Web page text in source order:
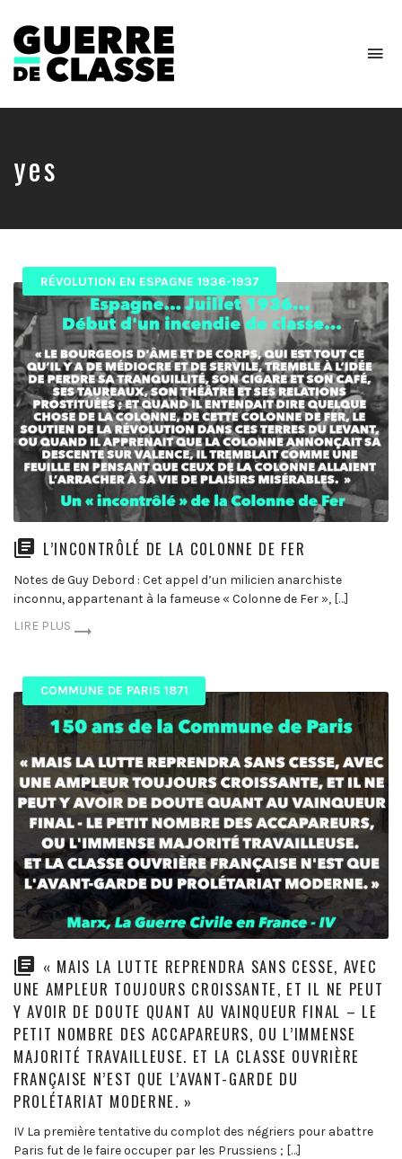
de
yes
RÉVOLUTION EN ESPAGNE 1936-1937
L’INCONTRÔLÉ DE LA COLONNE DE FER
Notes de Guy Debord : Cet appel d’un milicien anarchiste
inconnu, appartenant à la fameuse « Colonne de Fer », […]
LIRE PLUS
COMMUNE DE PARIS 1871
« MAIS LA LUTTE REPRENDRA SANS CESSE, AVEC
UNE AMPLEUR TOUJOURS CROISSANTE, ET IL NE PEUT
Y AVOIR DE DOUTE QUANT AU VAINQUEUR FINAL – LE
PETIT NOMBRE DES ACCAPAREURS, OU L’IMMENSE
MAJORITÉ TRAVAILLEUSE. ET LA CLASSE OUVRIÈRE
FRANÇAISE N’EST QUE L’AVANT-GARDE DU
PROLÉTARIAT MODERNE. »
IV La première tentative du complot des négriers pour abattre
Paris fut de le faire occuper par les Prussiens ; […]